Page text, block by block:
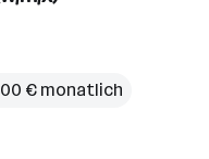
€ monatlich